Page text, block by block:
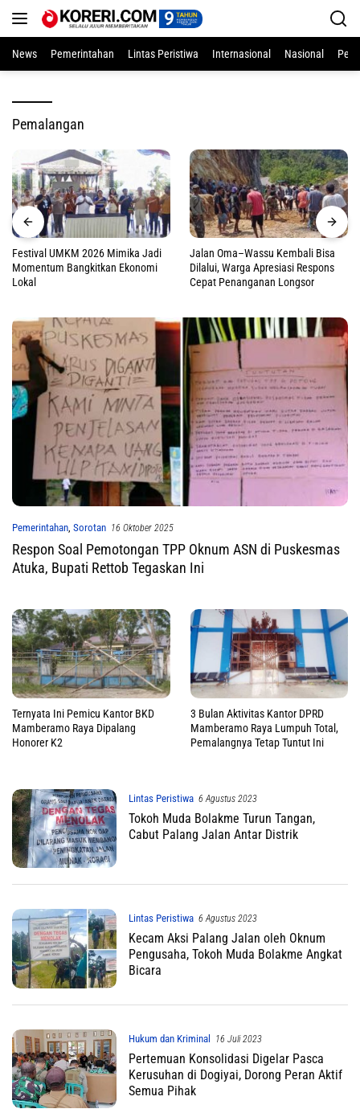
News
Pemerintahan Lintas Peristiwa Internasional Nasional
Pemalangan
Festival UMKM 2026 Mimika Jadi
Momentum Bangkitkan Ekonomi
Lokal
Jalan Oma–Wassu Kembali Bisa
Dilalui, Warga Apresiasi Respons
Cepat Penanganan Longsor
Pemerintahan, Sorotan 16 Oktober 2025
Respon Soal Pemotongan TPP Oknum ASN di Puskesmas
Atuka, Bupati Rettob Tegaskan Ini
Ternyata Ini Pemicu Kantor BKD
Mamberamo Raya Dipalang
Honorer K2
3 Bulan Aktivitas Kantor DPRD
Mamberamo Raya Lumpuh Total,
Pemalangnya Tetap Tuntut Ini
Lintas Peristiwa 6 Agustus 2023
Tokoh Muda Bolakme Turun Tangan,
Cabut Palang Jalan Antar Distrik
Lintas Peristiwa 6 Agustus 2023
Kecam Aksi Palang Jalan oleh Oknum
Pengusaha, Tokoh Muda Bolakme Angkat
Bicara
Hukum dan Kriminal 16 Juli 2023
Pertemuan Konsolidasi Digelar Pasca
Kerusuhan di Dogiyai, Dorong Peran Aktif
Semua Pihak